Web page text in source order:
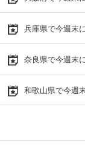
兵庫県で今週末
奈良県で今週末
和歌山県で今週